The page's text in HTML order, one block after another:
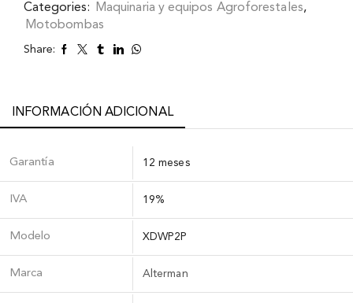
Categories:
Maquinaria y equipos Agroforestales,
Motobombas
Share:
INFORMACIÓN ADICIONAL
Garantía 12 meses
IVA 19%
Modelo XDWP2P
Marca Alterman